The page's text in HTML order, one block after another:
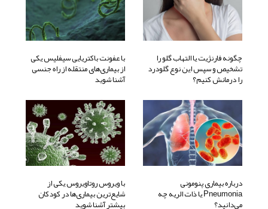
چگونه فارنژیت یا التهاب گلو را
تشخیص و سپس این نوع گلودرد
را درمانش کنیم؟
با عفونت باکتریایی سیفلیس یکی
از بیماری‌های منتقله از راه جنسی
آشنا شوید
درباره بیماری پنومونی
Pneumonia یا ذات الریه چه
می‌دانید؟
با ویروس روتاویروس یکی از
شایع‌ترین بیماری‌ها در کودکان
بیشتر آشنا شوید